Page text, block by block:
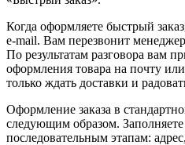
Когда оформляете быстрый
e-mail. Вам перезвонит
По результатам разговора вам
оформления товара на почту
только ждать доставки и
Оформление заказа в
следующим образом.
последовательным этапам: